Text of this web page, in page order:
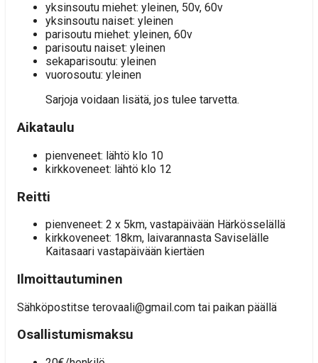
yksinsoutu miehet: yleinen, 50v, 60v
yksinsoutu naiset: yleinen
parisoutu miehet: yleinen, 60v
parisoutu naiset: yleinen
sekaparisoutu: yleinen
vuorosoutu: yleinen
Sarjoja voidaan lisätä, jos tulee tarvetta.
Aikataulu
pienveneet: lähtö klo 10
kirkkoveneet: lähtö klo 12
Reitti
pienveneet: 2 x 5km, vastapäivään Härkösselällä
kirkkoveneet: 18km, laivarannasta Saviselälle
Kaitasaari vastapäivään kiertäen
Ilmoittautuminen
Sähköpostitse terovaali@gmail.com tai paikan päällä
Osallistumismaksu